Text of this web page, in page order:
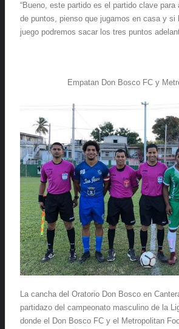
“Bueno, este partido es el partido clave
de puntos, pienso que jugamos en casa y si
juego podremos sacar los tres puntos
Empatan Don Bosco FC y
La cancha del Oratorio Don Bosco en
partidazo del campeonato masculino de la
donde el Don Bosco FC y el Metropolitan